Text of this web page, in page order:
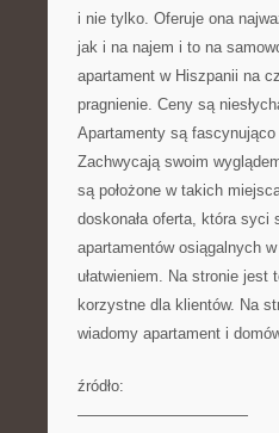
i nie tylko. Oferuje ona
jak i na najem i to na
apartament w Hiszpanii na
pragnienie. Ceny są
Apartamenty są fascynująco
Zachwycają swoim
są położone w takich
doskonała oferta, która syci
apartamentów osiągalnych
ułatwieniem. Na stronie
korzystne dla klientów. Na
wiadomy apartament i
źródło:
———————————